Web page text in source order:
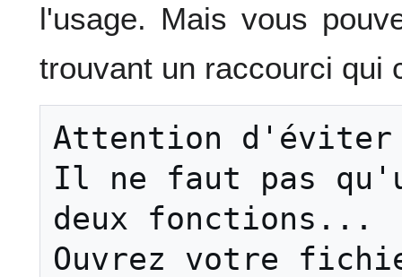
l'usage. Mais vous
trouvant un raccourci qui
Attention d'éviter
Il ne faut pas
deux fonctions...
Ouvrez votre